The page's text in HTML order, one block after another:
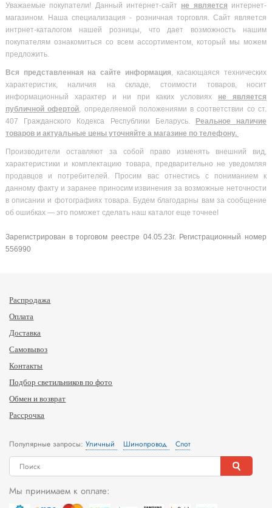
Уважаемые покупатели! Данный интернет-сайт не является интернет-
магазином. Наша специализация - розничная торговля. Сайт является
интрнет-каталогом нашей розницы, что дает возможность нашим
покупателям ознакомиться со всем ассортиментом, который мы можем
предложить.
Вся представленная на сайте информация , касающаяся технических
характеристик, наличия на складе, стоимости товаров, носит
информационный характер и ни при каких условиях не является
публичной офертой , определяемой положениями в соответствии со ст.
407 Гражданского Кодекса Республики Беларусь. Реальное наличие
товаров и актуальные цены уточняйте а магазине по телефону.
Производители оставляют за собой право изменять внешний вид,
характеристики и комплектацию товара, предварительно не уведомляя
продавцов и потребителей. Просим вас отнестись с пониманием к
данному факту и заранее приносим извинения за возможные неточности
в описании и фотографиях товара. Будем благодарны вам за сообщение
об ошибках — это поможет сделать наш каталог еще точнее!
Зарегистрирован в торговом реестре 04.05.23г. Регистрационный номер
556990
Распродажа
Оплата
Доставка
Самовывоз
Контакты
Подбор светильников по фото
Обмен и возврат
Рассрочка
Популярные запросы:Уличный Шинопровод Спот
Мы принимаем к оплате: